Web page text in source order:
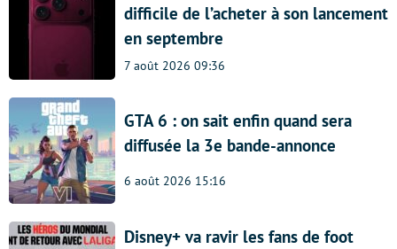
difficile de l’acheter à son lancement
en septembre
7 août 2026 09:36
GTA 6 : on sait enfin quand sera
diffusée la 3e bande-annonce
6 août 2026 15:16
Disney+ va ravir les fans de foot